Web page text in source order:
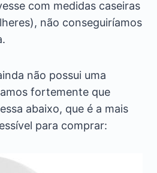
com medidas caseiras
não conseguiríamos
não possui uma
fortemente que
abaixo, que é a mais
para comprar: